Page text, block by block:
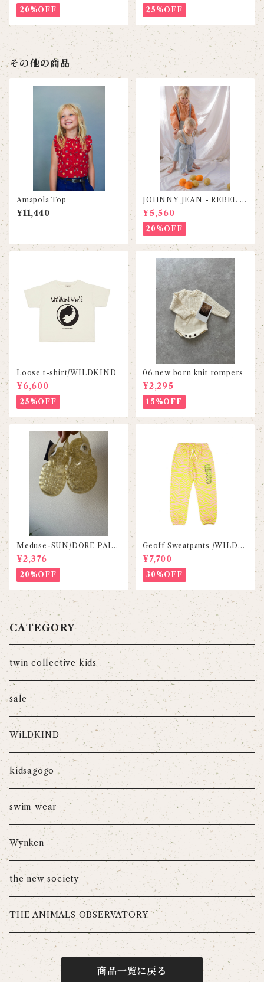
20%OFF 25%OFF
その他の商品
Amapola Top
¥11,440
JOHNNY JEAN - REBEL B
LUE（サスペンダーセット）
¥5,560
20%OFF
Loose t-shirt/WILDKIND
¥6,600
25%OFF
06.new born knit rompers
¥2,295
15%OFF
Meduse-SUN/DORE PAIL
LETE
¥2,376
20%OFF
Geoff Sweatpants /WILDK
IND
¥7,700
30%OFF
CATEGORY
twin collective kids
sale
WiLDKIND
kidsagogo
swim wear
Wynken
the new society
THE ANIMALS OBSERVATORY
商品一覧に戻る